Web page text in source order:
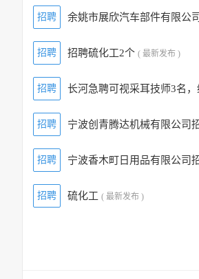
招聘 余姚市展欣汽车部件有限公
招聘 招聘硫化工2个 ( 最新发布 )
招聘 长河急聘可视采耳技师3名
招聘 宁波创青腾达机械有限公司
招聘 宁波香木町日用品有限公司
招聘 硫化工 ( 最新发布 )